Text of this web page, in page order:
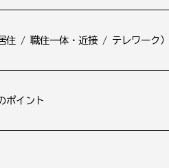
住 / 職住一体・近接 / テレワーク）
ポイント